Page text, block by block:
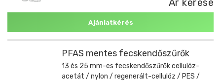
Ár kérése
Ajánlatkérés
PFAS mentes fecskendőszűrők
13 és 25 mm-es fecskendőszűrők cellulóz-
acetát / nylon / regenerált-cellulóz / PES /